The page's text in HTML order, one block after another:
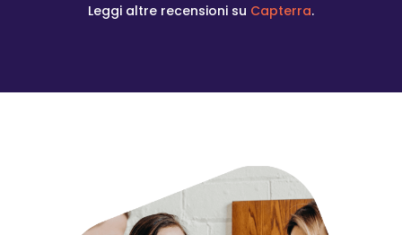
Leggi altre recensioni su Capterra.